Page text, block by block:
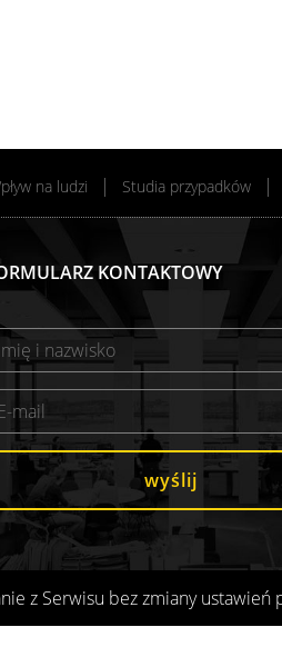
z Serwisu bez zmiany
na ludzi Studia przypadków
KONTAKTOWY
wyślij